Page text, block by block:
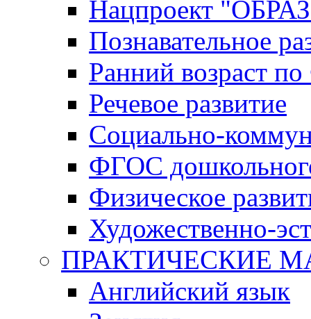
Нацпроект
Познавательное
Ранний возраст
Речевое развитие
Социально-
ФГОС
Физическое
Художественно-
ПРАКТИЧЕСКИЕ
Английский язык